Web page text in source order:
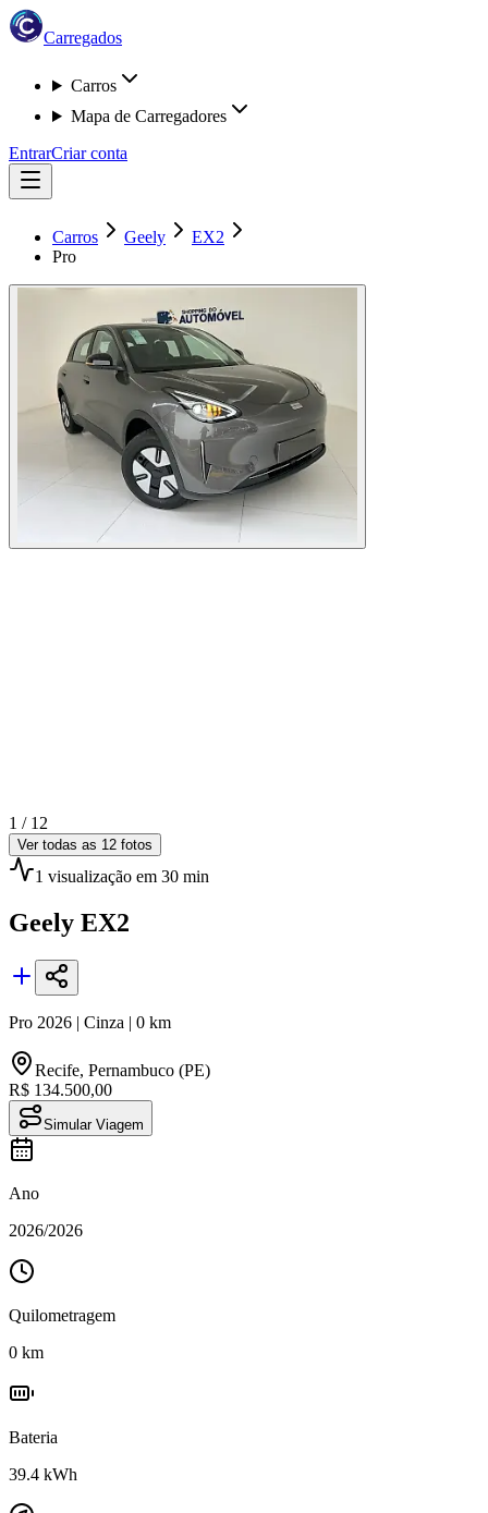
Carregados
Carros
Mapa de Carregadores
EntrarCriar conta
Carros Geely
EX2
Pro
1 / 12
Ver todas as 12 fotos
1 visualização em 30 min
Geely EX2
Pro 2026 | Cinza | 0 km
Recife, Pernambuco (PE)
R$ 134.500,00
Simular Viagem
Ano
2026/2026
Quilometragem
0 km
Bateria
39.4 kWh